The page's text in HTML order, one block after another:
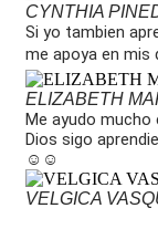
CYNTHIA
Si yo tambien
me apoya en
ELIZABETH
Me ayudo mucho
Dios sigo
☺️☺️
VELGICA